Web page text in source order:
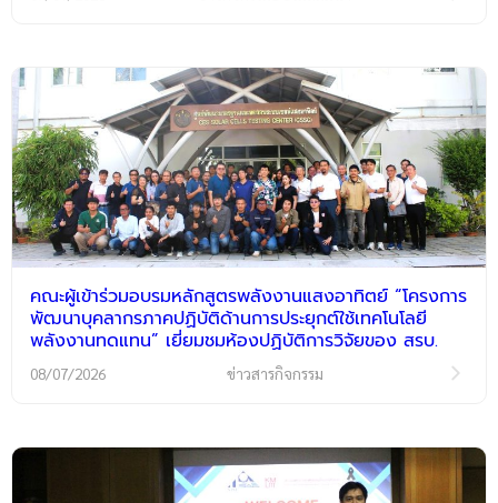
คณะผู้เข้าร่วมอบรมหลักสูตรพลังงานแสงอาทิตย์ “โครงการ
พัฒนาบุคลากรภาคปฏิบัติด้านการประยุกต์ใช้เทคโนโลยี
พลังงานทดแทน” เยี่ยมชมห้องปฏิบัติการวิจัยของ สรบ.
08/07/2026 ข่าวสารกิจกรรม